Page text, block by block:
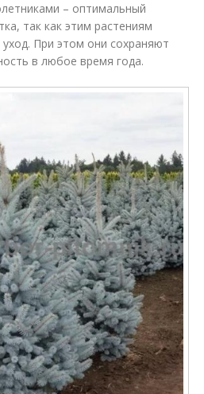
– оптимальный
так как этим растениям
При этом они сохраняют
в любое время года.